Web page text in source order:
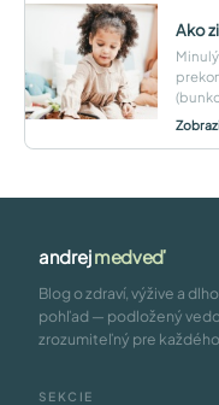
Ako
andrejmedveď
Blog o zdraví, výžive a
pohľad — podložený
zrozumiteľný pre každého.
SEKCIE